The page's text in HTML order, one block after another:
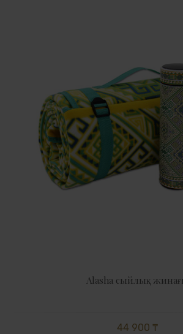
Alasha сыйлық
44 900 ₸